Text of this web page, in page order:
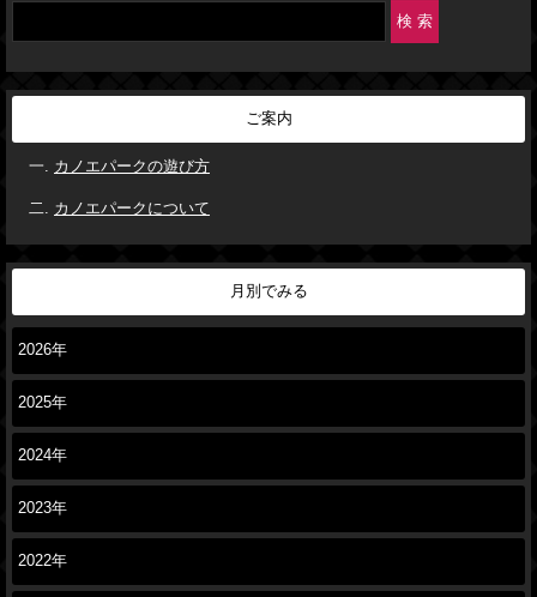
ご案内
カノエパークの遊び方
カノエパークについて
月別でみる
2026年
2025年
2024年
2023年
2022年